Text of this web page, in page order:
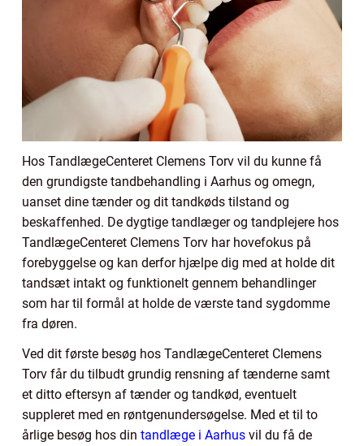
Hos TandlægeCenteret Clemens Torv vil du kunne få
den grundigste tandbehandling i Aarhus og omegn,
uanset dine tænder og dit tandkøds tilstand og
beskaffenhed. De dygtige tandlæger og tandplejere hos
TandlægeCenteret Clemens Torv har hovefokus på
forebyggelse og kan derfor hjælpe dig med at holde dit
tandsæt intakt og funktionelt gennem behandlinger
som har til formål at holde de værste tand sygdomme
fra døren.
Ved dit første besøg hos TandlægeCenteret Clemens
Torv får du tilbudt grundig rensning af tænderne samt
et ditto eftersyn af tænder og tandkød, eventuelt
suppleret med en røntgenundersøgelse. Med et til to
årlige besøg hos din tandlæge i Aarhus vil du få de